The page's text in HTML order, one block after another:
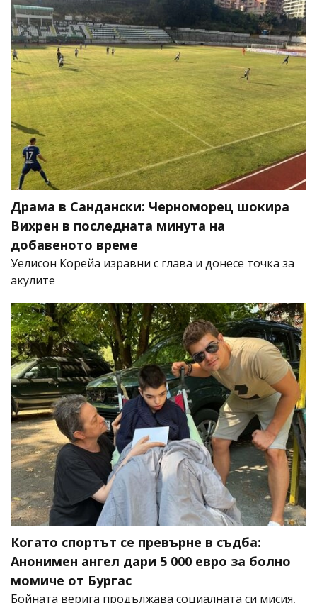
Драма в Сандански: Черноморец шокира
Вихрен в последната минута на
добавеното време
Уелисон Корейа изравни с глава и донесе точка за
акулите
Когато спортът се превърне в съдба:
Анонимен ангел дари 5 000 евро за болно
момиче от Бургас
Бойната верига продължава социалната си мисия,